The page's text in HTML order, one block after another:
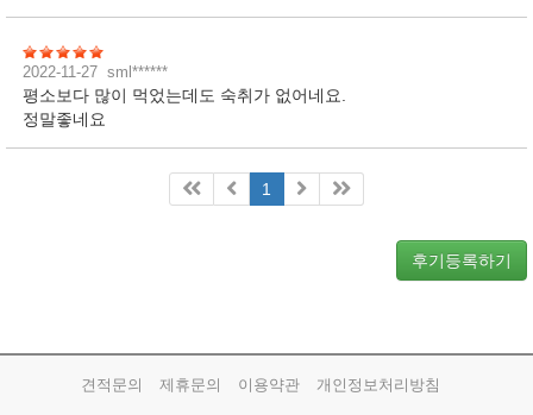
2022-11-27 sml******
평소보다 많이 먹었는데도 숙취가 없어네요.
정말좋네요
1
후기등록하기
견적문의 제휴문의 이용약관 개인정보처리방침